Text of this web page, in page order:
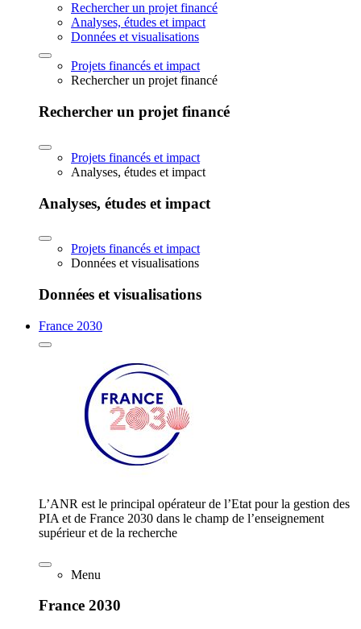
Rechercher un projet financé
Analyses, études et impact
Données et visualisations
Projets financés et impact
Rechercher un projet financé
Rechercher un projet financé
Projets financés et impact
Analyses, études et impact
Analyses, études et impact
Projets financés et impact
Données et visualisations
Données et visualisations
France 2030
L’ANR est le principal opérateur de l’Etat pour la gestion des
PIA et de France 2030 dans le champ de l’enseignement
supérieur et de la recherche
Menu
France 2030